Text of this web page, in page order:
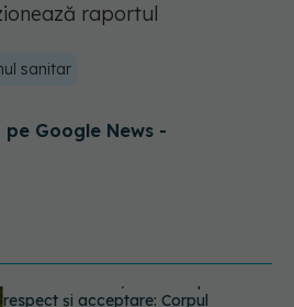
raportul
sanitar
Google News -